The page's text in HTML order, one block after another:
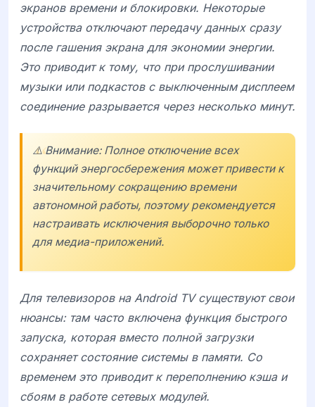
экранов времени и блокировки. Некоторые
устройства отключают передачу данных сразу
после гашения экрана для экономии энергии.
Это приводит к тому, что при прослушивании
музыки или подкастов с выключенным дисплеем
соединение разрывается через несколько минут.
⚠️ Внимание: Полное отключение всех
функций энергосбережения может привести к
значительному сокращению времени
автономной работы, поэтому рекомендуется
настраивать исключения выборочно только
для медиа-приложений.
Для телевизоров на Android TVсуществуют свои
нюансы: там часто включена функция быстрого
запуска, которая вместо полной загрузки
сохраняет состояние системы в памяти. Со
временем это приводит к переполнению кэша и
сбоям в работе сетевых модулей.